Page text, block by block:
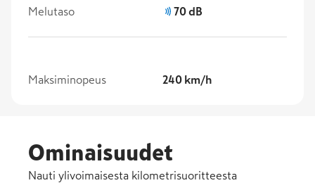
Melutaso 70 dB
Maksiminopeus 240 km/h
Ominaisuudet
Nauti ylivoimaisesta kilometrisuoritteesta